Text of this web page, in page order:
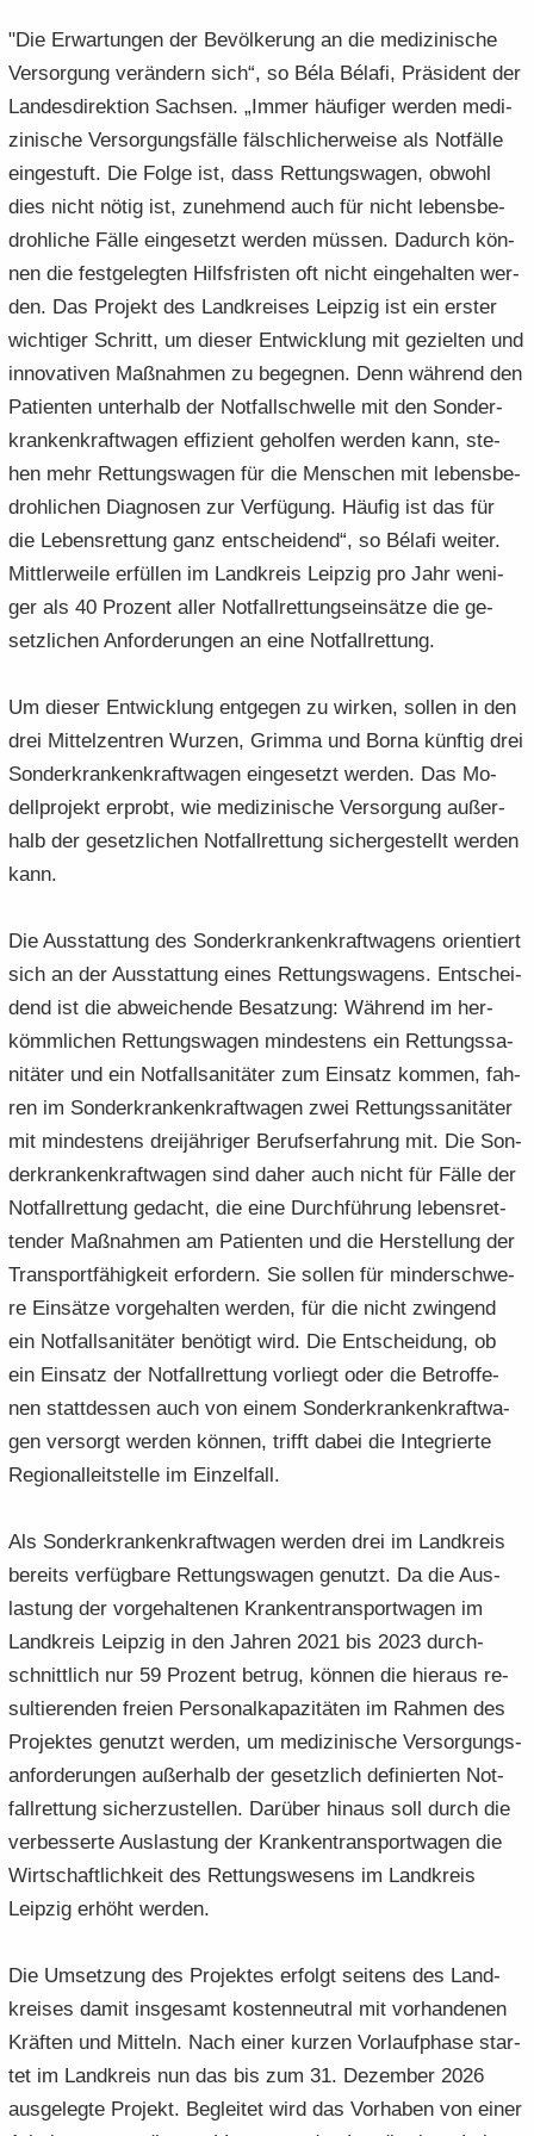
"Die Er­war­tun­gen der Be­völ­ke­rung an die me­di­zi­ni­sche
Ver­sor­gung ver­än­dern sich“, so Béla Bélafi, Prä­si­dent der
Lan­des­di­rek­ti­on Sach­sen. „Immer häu­fi­ger wer­den me­di­
zi­ni­sche Ver­sor­gungs­fäl­le fälsch­li­cher­wei­se als Not­fäl­le
ein­ge­stuft. Die Folge ist, dass Ret­tungs­wa­gen, ob­wohl
dies nicht nötig ist, zu­neh­mend auch für nicht le­bens­be­
droh­li­che Fälle ein­ge­setzt wer­den müs­sen. Da­durch kön­
nen die fest­ge­leg­ten Hilfs­fris­ten oft nicht ein­ge­hal­ten wer­
den. Das Pro­jekt des Land­krei­ses Leip­zig ist ein ers­ter
wich­ti­ger Schritt, um die­ser Ent­wick­lung mit ge­ziel­ten und
in­no­va­ti­ven Maß­nah­men zu be­geg­nen. Denn wäh­rend den
Pa­ti­en­ten un­ter­halb der Not­fall­schwel­le mit den Son­der­
kran­ken­kraft­wa­gen ef­fi­zi­ent ge­hol­fen wer­den kann, ste­
hen mehr Ret­tungs­wa­gen für die Men­schen mit le­bens­be­
droh­li­chen Dia­gno­sen zur Ver­fü­gung. Häu­fig ist das für
die Le­bens­ret­tung ganz ent­schei­dend“, so Bélafi wei­ter.
Mitt­ler­wei­le er­fül­len im Land­kreis Leip­zig pro Jahr we­ni­
ger als 40 Pro­zent aller Not­fall­ret­tungs­ein­sät­ze die ge­
setz­li­chen An­for­de­run­gen an eine Not­fall­ret­tung.
Um die­ser Ent­wick­lung ent­ge­gen zu wir­ken, sol­len in den
drei Mit­tel­zen­tren Wur­zen, Grim­ma und Borna künf­tig drei
Son­der­kran­ken­kraft­wa­gen ein­ge­setzt wer­den. Das Mo­
dell­pro­jekt er­probt, wie me­di­zi­ni­sche Ver­sor­gung au­ßer­
halb der ge­setz­li­chen Not­fall­ret­tung si­cher­ge­stellt wer­den
kann.
Die Aus­stat­tung des Son­der­kran­ken­kraft­wa­gens ori­en­tiert
sich an der Aus­stat­tung eines Ret­tungs­wa­gens. Ent­schei­
dend ist die ab­wei­chen­de Be­sat­zung: Wäh­rend im her­
kömm­li­chen Ret­tungs­wa­gen min­des­tens ein Ret­tungs­sa­
ni­tä­ter und ein Not­fall­sa­ni­tä­ter zum Ein­satz kom­men, fah­
ren im Son­der­kran­ken­kraft­wa­gen zwei Ret­tungs­sa­ni­tä­ter
mit min­des­tens drei­jäh­ri­ger Be­rufs­er­fah­rung mit. Die Son­
der­kran­ken­kraft­wa­gen sind daher auch nicht für Fälle der
Not­fall­ret­tung ge­dacht, die eine Durch­füh­rung le­bens­ret­
ten­der Maß­nah­men am Pa­ti­en­ten und die Her­stel­lung der
Trans­port­fä­hig­keit er­for­dern. Sie sol­len für min­der­schwe­
re Ein­sät­ze vor­ge­hal­ten wer­den, für die nicht zwin­gend
ein Not­fall­sa­ni­tä­ter be­nö­tigt wird. Die Ent­schei­dung, ob
ein Ein­satz der Not­fall­ret­tung vor­liegt oder die Be­trof­fe­
nen statt­des­sen auch von einem Son­der­kran­ken­kraft­wa­
gen ver­sorgt wer­den kön­nen, trifft dabei die In­te­grier­te
Re­gio­nal­leit­stel­le im Ein­zel­fall.
Als Son­der­kran­ken­kraft­wa­gen wer­den drei im Land­kreis
be­reits ver­füg­ba­re Ret­tungs­wa­gen ge­nutzt. Da die Aus­
las­tung der vor­ge­hal­te­nen Kran­ken­trans­port­wa­gen im
Land­kreis Leip­zig in den Jah­ren 2021 bis 2023 durch­
schnitt­lich nur 59 Pro­zent be­trug, kön­nen die hier­aus re­
sul­tie­ren­den frei­en Per­so­nal­ka­pa­zi­tä­ten im Rah­men des
Pro­jek­tes ge­nutzt wer­den, um me­di­zi­ni­sche Ver­sor­gungs­
an­for­de­run­gen au­ßer­halb der ge­setz­lich de­fi­nier­ten Not­
fall­ret­tung si­cher­zu­stel­len. Dar­über hin­aus soll durch die
ver­bes­ser­te Aus­las­tung der Kran­ken­trans­port­wa­gen die
Wirt­schaft­lich­keit des Ret­tungs­we­sens im Land­kreis
Leip­zig er­höht wer­den.
Die Um­set­zung des Pro­jek­tes er­folgt sei­tens des Land­
krei­ses damit ins­ge­samt kos­ten­neu­tral mit vor­han­de­nen
Kräf­ten und Mit­teln. Nach einer kur­zen Vor­lauf­pha­se star­
tet im Land­kreis nun das bis zum 31. De­zem­ber 2026
aus­ge­leg­te Pro­jekt. Be­glei­tet wird das Vor­ha­ben von einer